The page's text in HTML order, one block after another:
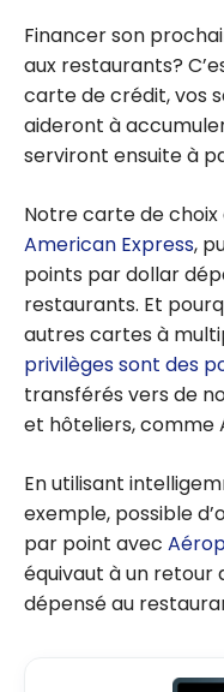
Financer son
aux restaurants?
carte de crédit, vos
aideront à
serviront ensuite à
Notre carte de choix
American Express,
points par dollar
restaurants. Et
autres cartes à
privilèges sont des
transférés vers de
et hôteliers, comme
En utilisant
exemple, possible
par point avec
équivaut à un retour
dépensé au